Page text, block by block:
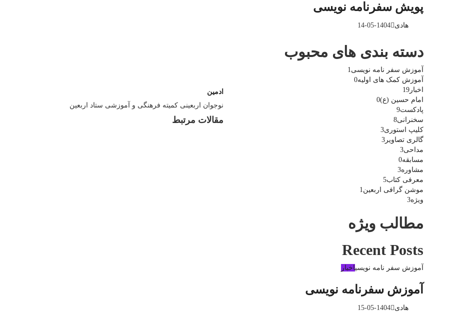
ادمین
نوجوان اربعینی کمیته فرهنگی و آموزشی ستاد اربعین
مقالات مرتبط
پویش سفرنامه نویسی
هادی 1404-05-14
دسته بندی های محبوب
آموزش سفر نامه نویسی1
آموزش کمک های اولیه0
اخبار 19
امام حسین (ع)0
پادکست9
سخنرانی8
کلیپ استوری3
گالری تصاویر 3
مداحی3
مسابقه0
مشاوره3
معرفی کتاب5
موشن گرافی اربعین1
ویژه3
مطالب ویژه
Recent Posts
آموزش سفر نامه نویسیاخبار
آموزش سفرنامه نویسی
هادی 1404-05-15